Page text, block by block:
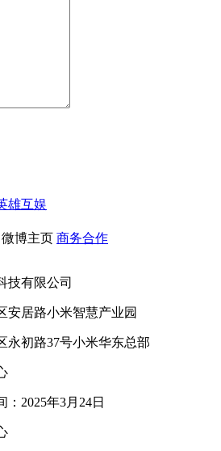
雄互娱
微博主页 商务合作
技有限公司
安居路小米智慧产业园
永初路37号小米华东总部
：2025年3月24日